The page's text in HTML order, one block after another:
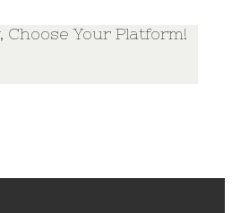
Choose Your Platform!